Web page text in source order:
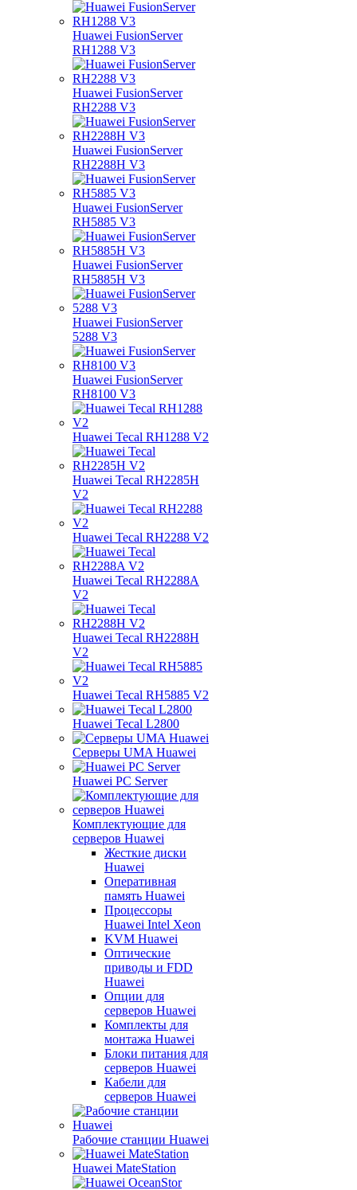
Huawei FusionServer
RH1288 V3
Huawei FusionServer
RH2288 V3
Huawei FusionServer
RH2288H V3
Huawei FusionServer
RH5885 V3
Huawei FusionServer
RH5885H V3
Huawei FusionServer
5288 V3
Huawei FusionServer
RH8100 V3
Huawei Tecal RH1288 V2
Huawei Tecal RH2285H
V2
Huawei Tecal RH2288 V2
Huawei Tecal RH2288A
V2
Huawei Tecal RH2288H
V2
Huawei Tecal RH5885 V2
Huawei Tecal L2800
Серверы UMA Huawei
Huawei PC Server
Комплектующие для
серверов Huawei
Жесткие диски
Huawei
Оперативная
память Huawei
Процессоры
Huawei Intel Xeon
KVM Huawei
Оптические
приводы и FDD
Huawei
Опции для
серверов Huawei
Комплекты для
монтажа Huawei
Блоки питания для
серверов Huawei
Кабели для
серверов Huawei
Рабочие станции Huawei
Huawei MateStation